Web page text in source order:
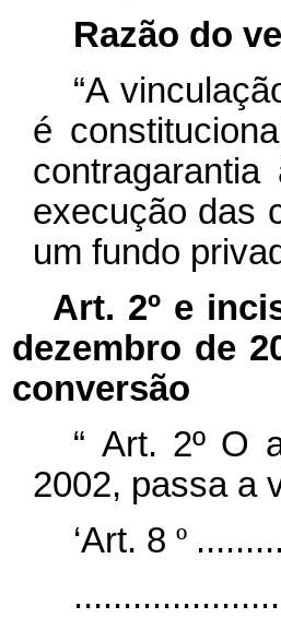
Razão do
“A
é
execução das
um fundo
Art. 2º e
dezembro de
conversão
“ Art. 2º O
2002, passa a
‘Art. 8º